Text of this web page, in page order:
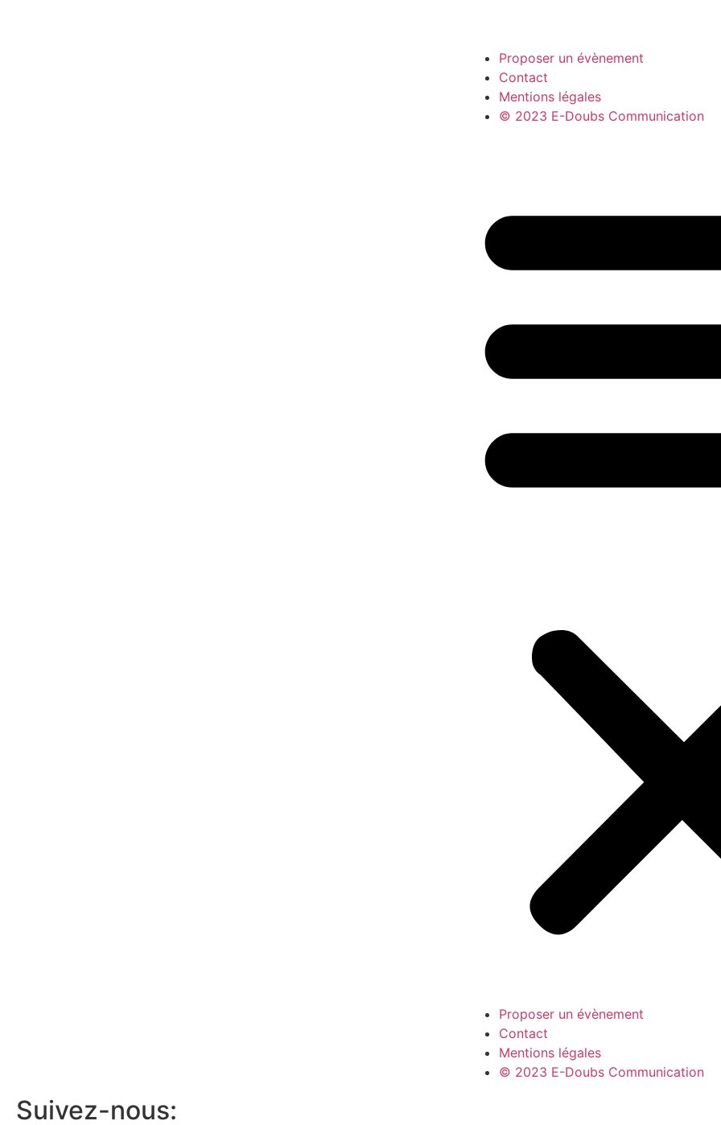
Proposer un évènement
Contact
Mentions légales
© 2023 E-Doubs Communication
Proposer un évènement
Contact
Mentions légales
© 2023 E-Doubs Communication
Suivez-nous: